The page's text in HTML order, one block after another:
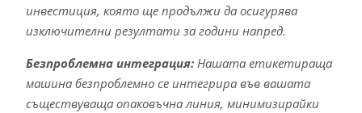
инвестиция, която ще продължи да осигурява
изключителни резултати за години напред.
Безпроблемна интеграция:Нашата етикетираща
машина безпроблемно се интегрира във вашата
съществуваща опаковъчна линия, минимизирайки